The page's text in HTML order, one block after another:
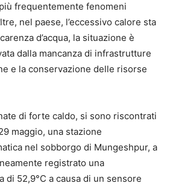
frequentemente fenomeni
nel paese, l’eccessivo calore sta
d’acqua, la situazione è
dalla mancanza di infrastrutture
e la conservazione delle risorse
di forte caldo, si sono riscontrati
maggio, una stazione
nel sobborgo di Mungeshpur, a
registrato una
di 52,9°C a causa di un sensore